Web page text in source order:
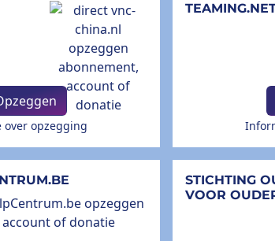
opzegging
STICHTING
VOOR